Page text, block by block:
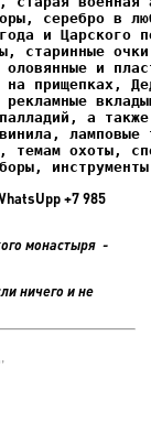
прищепках,
+7 985
монастыря -
ничего и не